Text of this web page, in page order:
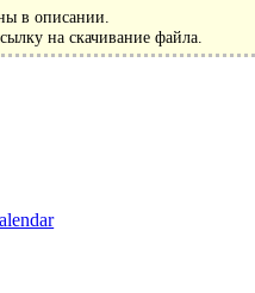
в описании.
на скачивание файла.